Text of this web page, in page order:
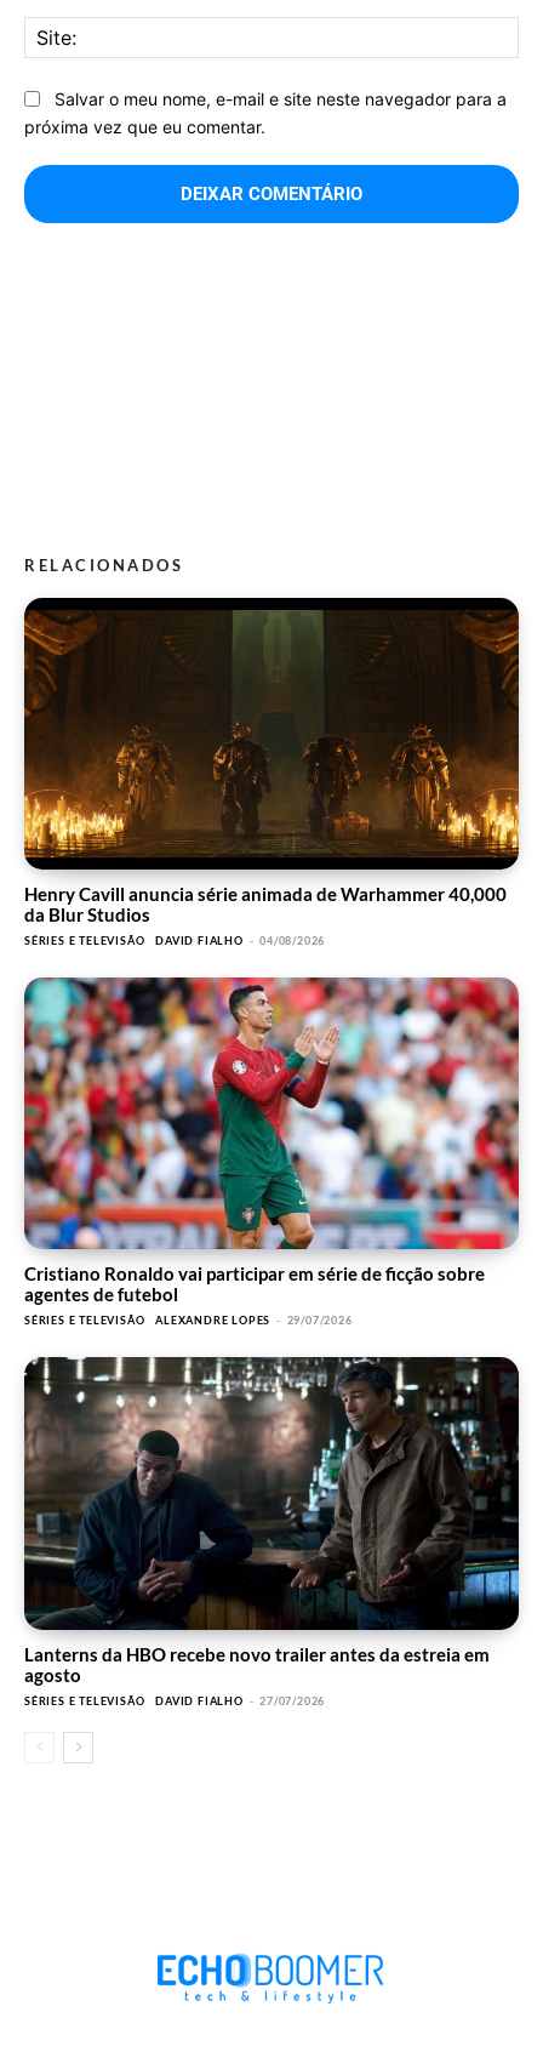
Salvar o meu nome, e-mail e site neste navegador para a
próxima vez que eu comentar.
RELACIONADOS
Henry Cavill anuncia série animada de Warhammer 40,000
da Blur Studios
SÉRIES E TELEVISÃO DAVID FIALHO - 04/08/2026
Cristiano Ronaldo vai participar em série de ficção sobre
agentes de futebol
SÉRIES E TELEVISÃO ALEXANDRE LOPES - 29/07/2026
Lanterns da HBO recebe novo trailer antes da estreia em
agosto
SÉRIES E TELEVISÃO DAVID FIALHO - 27/07/2026